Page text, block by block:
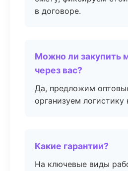
в договоре.
Можно ли закупить
через вас?
Да, предложим
организуем логистику
Какие гарантии?
На ключевые виды